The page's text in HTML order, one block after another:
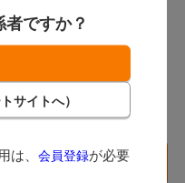
ですか？
は、 会員登録が必要
9,990
税込）
イント付与対象外
セット
カートに入れる